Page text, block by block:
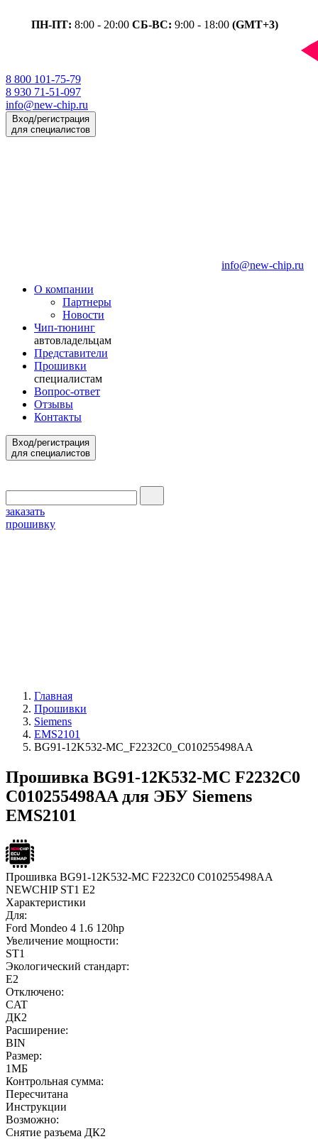
ПН-ПТ: 8:00 - 20:00 СБ-ВС: 9:00 - 18:00 (GMT+3)
8 800 101-75-79
8 930 71-51-097
info@new-chip.ru
Вход/регистрация
для специалистов
info@new-chip.ru
О компании
Партнеры
Новости
Чип-тюнинг
автовладельцам
Представители
Прошивки
специалистам
Вопрос-ответ
Отзывы
Контакты
Вход/регистрация
для специалистов
заказать
прошивку
Главная
Прошивки
Siemens
EMS2101
BG91-12K532-MC_F2232C0_C010255498AA
Прошивка BG91-12K532-MC F2232C0
C010255498AA для ЭБУ Siemens
EMS2101
Прошивка BG91-12K532-MC F2232C0 C010255498AA
NEWCHIP ST1 E2
Характеристики
Для:
Ford Mondeo 4 1.6 120hp
Увеличение мощности:
ST1
Экологический стандарт:
E2
Отключено:
CAT
ДК2
Расширение:
BIN
Размер:
1МБ
Контрольная сумма:
Пересчитана
Инструкции
Возможно:
Снятие разъема ДК2